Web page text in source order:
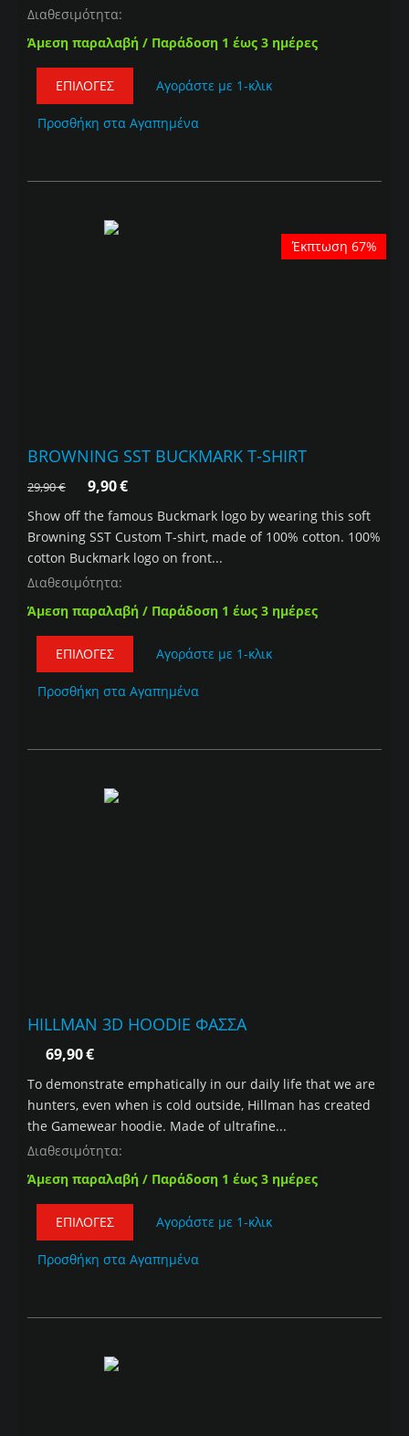
Διαθεσιμότητα:
Άμεση παραλαβή / Παράδοση 1 έως 3 ημέρες
ΕΠΙΛΟΓΈΣ Αγοράστε με 1-κλικ
Προσθήκη στα Αγαπημένα
Έκπτωση 67%
BROWNING SST BUCKMARK T-SHIRT
29,90€ 9,90€
Show off the famous Buckmark logo by wearing this soft
Browning SST Custom T-shirt, made of 100% cotton. 100%
cotton Buckmark logo on front...
Διαθεσιμότητα:
Άμεση παραλαβή / Παράδοση 1 έως 3 ημέρες
ΕΠΙΛΟΓΈΣ Αγοράστε με 1-κλικ
Προσθήκη στα Αγαπημένα
HILLMAN 3D HOODIE ΦΑΣΣΑ
69,90€
To demonstrate emphatically in our daily life that we are
hunters, even when is cold outside, Hillman has created
the Gamewear hoodie. Made of ultrafine...
Διαθεσιμότητα:
Άμεση παραλαβή / Παράδοση 1 έως 3 ημέρες
ΕΠΙΛΟΓΈΣ Αγοράστε με 1-κλικ
Προσθήκη στα Αγαπημένα